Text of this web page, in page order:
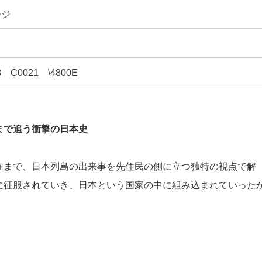
C0021 \4800E
追う衝撃の日本史
で、日本列島の出来事を先住民の側に立つ独特の視点で解
服されていき、日本という国家の中に組み込まれていった